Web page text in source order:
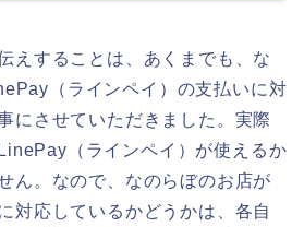
えすることは、あくまでも、な
（ラインペイ）の支払いに対
にさせていただきました。実際
（ラインペイ）が使えるか
ん。なので、なのらぼのお店が
対応しているかどうかは、各自